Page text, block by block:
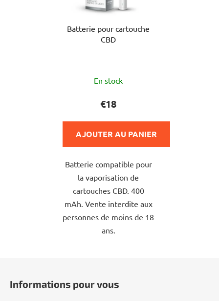
Batterie pour cartouche
CBD
moyenne
du
de
sur
5
étoiles.
En stock
€18
AJOUTER AU PANIER
Batterie compatible pour
la vaporisation de
cartouches CBD. 400
mAh. Vente interdite aux
personnes de moins de 18
ans.
Informations pour vous